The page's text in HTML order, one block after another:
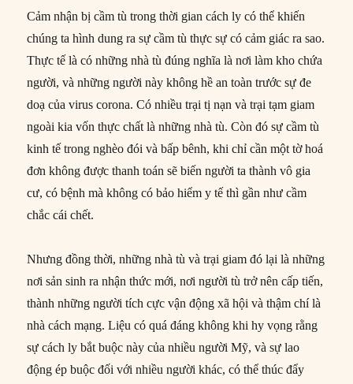
Cảm nhận bị cầm tù trong thời gian cách ly có thể khiến
chúng ta hình dung ra sự cầm tù thực sự có cảm giác ra sao.
Thực tế là có những nhà tù đúng nghĩa là nơi làm kho chứa
người, và những người này không hề an toàn trước sự đe
doạ của virus corona. Có nhiều trại tị nạn và trại tạm giam
ngoài kia vốn thực chất là những nhà tù. Còn đó sự cầm tù
kinh tế trong nghèo đói và bấp bênh, khi chỉ cần một tờ hoá
đơn không được thanh toán sẽ biến người ta thành vô gia
cư, có bệnh mà không có bảo hiểm y tế thì gần như cầm
chắc cái chết.
Nhưng đồng thời, những nhà tù và trại giam đó lại là những
nơi sản sinh ra nhận thức mới, nơi người tù trở nên cấp tiến,
thành những người tích cực vận động xã hội và thậm chí là
nhà cách mạng. Liệu có quá đáng không khi hy vọng rằng
sự cách ly bắt buộc này của nhiều người Mỹ, và sự lao
động ép buộc đối với nhiều người khác, có thể thúc đẩy